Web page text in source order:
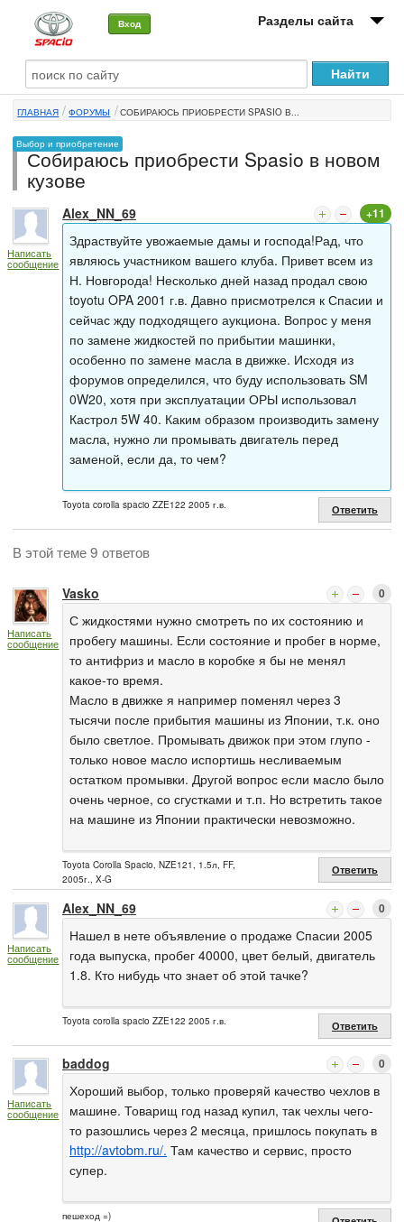
Вход Разделы сайта
О машине
Автоклуб
Форумы
Сервисы и услуги
Новости
ГЛАВНАЯ ФОРУМЫ СОБИРАЮСЬ ПРИОБРЕСТИ SPASIO В...
Выбор и приобретение
Собираюсь приобрести Spasio в новом
кузове
Написать
сообщение
Alex_NN_69 +11
Здраствуйте увожаемые дамы и господа!Рад, что
являюсь участником вашего клуба. Привет всем из
Н. Новгорода! Несколько дней назад продал свою
toyotu OPA 2001 г.в. Давно присмотрелся к Спасии и
сейчас жду подходящего аукциона. Вопрос у меня
по замене жидкостей по прибытии машинки,
особенно по замене масла в движке. Исходя из
форумов определился, что буду использовать SM
0W20, хотя при эксплуатации ОРЫ использовал
Кастрол 5W 40. Каким образом производить замену
масла, нужно ли промывать двигатель перед
заменой, если да, то чем?
Toyota corolla spacio ZZE122 2005 г.в. Ответить
В этой теме 9 ответов
Написать
сообщение
Vasko 0
С жидкостями нужно смотреть по их состоянию и
пробегу машины. Если состояние и пробег в норме,
то антифриз и масло в коробке я бы не менял
какое-то время.
Масло в движке я например поменял через 3
тысячи после прибытия машины из Японии, т.к. оно
было светлое. Промывать движок при этом глупо -
только новое масло испортишь несливаемым
остатком промывки. Другой вопрос если масло было
очень черное, со сгустками и т.п. Но встретить такое
на машине из Японии практически невозможно.
Toyota Corolla Spacio, NZE121, 1.5л, FF,
2005г., X-G
Ответить
Написать
сообщение
Alex_NN_69 0
Нашел в нете объявление о продаже Спасии 2005
года выпуска, пробег 40000, цвет белый, двигатель
1.8. Кто нибудь что знает об этой тачке?
Toyota corolla spacio ZZE122 2005 г.в. Ответить
Написать
сообщение
baddog 0
Хороший выбор, только проверяй качество чехлов в
машине. Товарищ год назад купил, так чехлы чего-
то разошлись через 2 месяца, пришлось покупать в
http://avtobm.ru/. Там качество и сервис, просто
супер.
пешеход =)